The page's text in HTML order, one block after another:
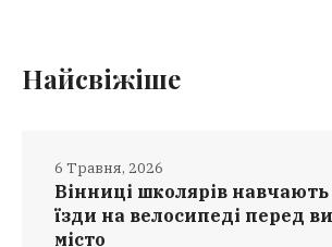
Найсвіжіше
Вінниці школярів навчають
їзди на велосипеді перед
місто
6 Травня, 2026